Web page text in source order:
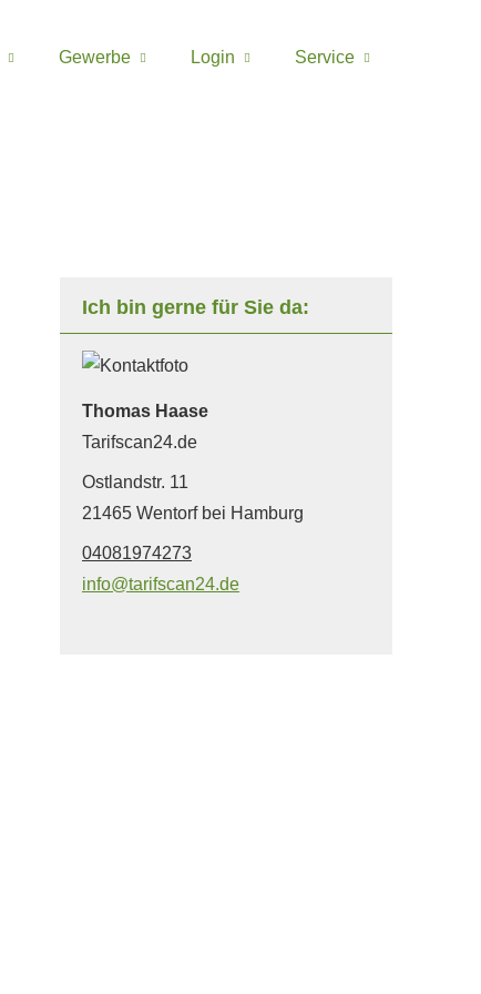
Gewerbe Login Service
Ich bin gerne für Sie da:
Thomas Haase
Tarifscan24.de
Ostlandstr. 11
21465 Wentorf bei Hamburg
04081974273
info@tarifscan24.de